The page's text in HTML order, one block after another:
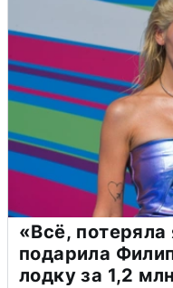
«Всё,
подарила
лодку за 1,2